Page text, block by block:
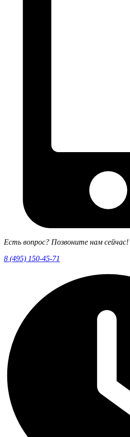
Есть вопрос? Позвоните нам сейчас!
8 (495) 150-45-71